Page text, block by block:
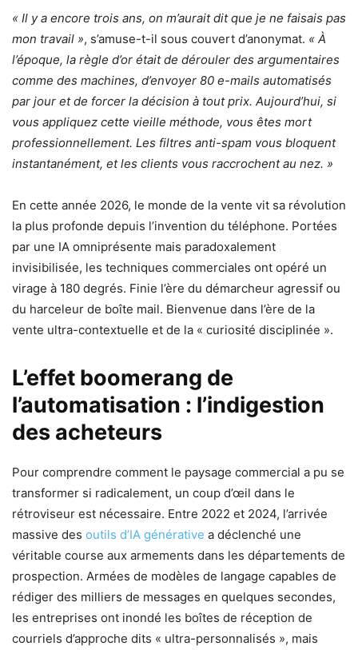
« Il y a encore trois ans, on m’aurait dit que je ne faisais pas
mon travail », s’amuse-t-il sous couvert d’anonymat. « À
l’époque, la règle d’or était de dérouler des argumentaires
comme des machines, d’envoyer 80 e-mails automatisés
par jour et de forcer la décision à tout prix. Aujourd’hui, si
vous appliquez cette vieille méthode, vous êtes mort
professionnellement. Les filtres anti-spam vous bloquent
instantanément, et les clients vous raccrochent au nez. »
En cette année 2026, le monde de la vente vit sa révolution
la plus profonde depuis l’invention du téléphone. Portées
par une IA omniprésente mais paradoxalement
invisibilisée, les techniques commerciales ont opéré un
virage à 180 degrés. Finie l’ère du démarcheur agressif ou
du harceleur de boîte mail. Bienvenue dans l’ère de la
vente ultra-contextuelle et de la « curiosité disciplinée ».
L’effet boomerang de
l’automatisation : l’indigestion
des acheteurs
Pour comprendre comment le paysage commercial a pu se
transformer si radicalement, un coup d’œil dans le
rétroviseur est nécessaire. Entre 2022 et 2024, l’arrivée
massive des outils d’IA générative a déclenché une
véritable course aux armements dans les départements de
prospection. Armées de modèles de langage capables de
rédiger des milliers de messages en quelques secondes,
les entreprises ont inondé les boîtes de réception de
courriels d’approche dits « ultra-personnalisés », mais